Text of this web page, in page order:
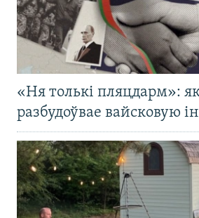
«Ня толькі пляцдарм»:
разбудоўвае вайсковую